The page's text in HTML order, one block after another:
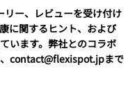
ー、レビューを受け付け
に関するヒント、および
います。弊社とのコラボ
、contact@flexispot.jpまで